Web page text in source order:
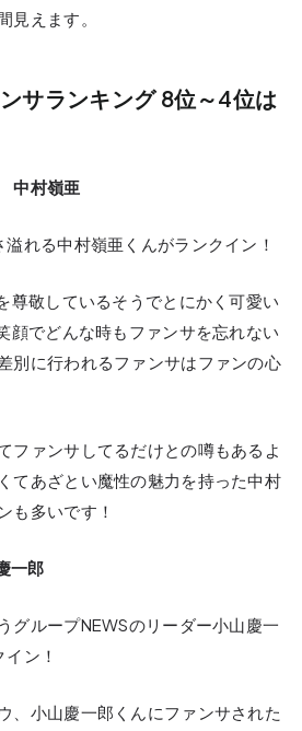
見えます。
サランキング 8位～4位は
中村嶺亜
れる中村嶺亜くんがランクイン！
尊敬しているそうでとにかく可愛い
顔でどんな時もファンサを忘れない
別に行われるファンサはファンの心
ファンサしてるだけとの噂もあるよ
てあざとい魔性の魅力を持った中村
も多いです！
一郎
グループNEWSのリーダー小山慶一
ン！
、小山慶一郎くんにファンサされた